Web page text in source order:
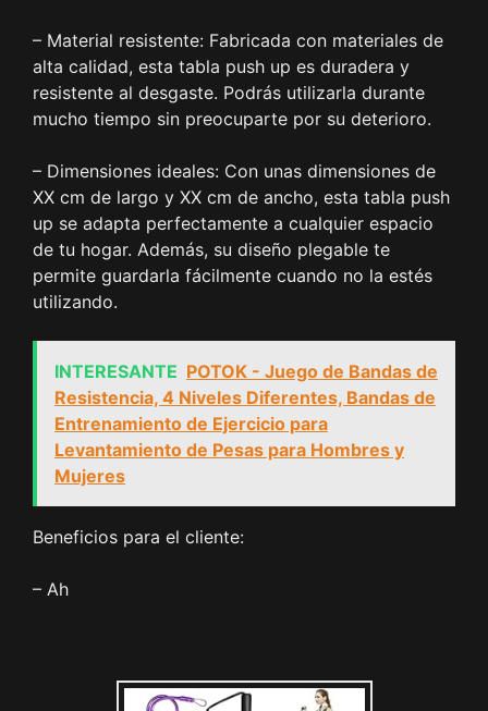
– Material resistente: Fabricada con materiales de
alta calidad, esta tabla push up es duradera y
resistente al desgaste. Podrás utilizarla durante
mucho tiempo sin preocuparte por su deterioro.
– Dimensiones ideales: Con unas dimensiones de
XX cm de largo y XX cm de ancho, esta tabla push
up se adapta perfectamente a cualquier espacio
de tu hogar. Además, su diseño plegable te
permite guardarla fácilmente cuando no la estés
utilizando.
INTERESANTE POTOK - Juego de Bandas de
Resistencia, 4 Niveles Diferentes, Bandas de
Entrenamiento de Ejercicio para
Levantamiento de Pesas para Hombres y
Mujeres
Beneficios para el cliente:
– Ah